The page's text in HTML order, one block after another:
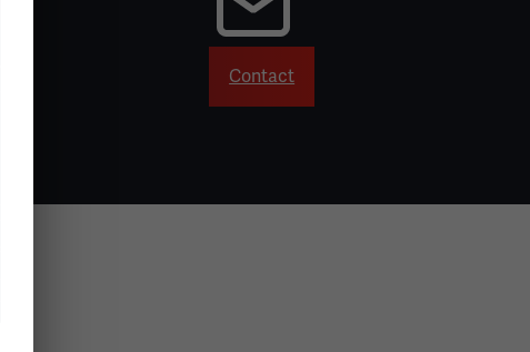
Contact